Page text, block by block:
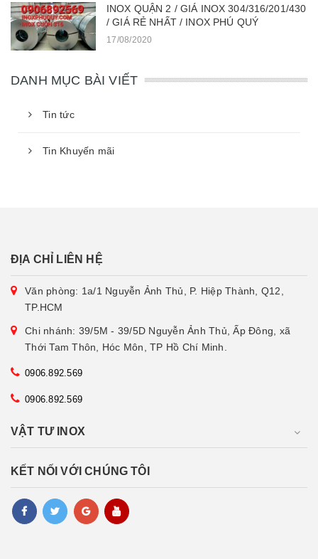
INOX QUẬN 2 / GIÁ INOX 304/316/201/430
/ GIÁ RẺ NHẤT / INOX PHÚ QUÝ
17/08/2020
DANH MỤC BÀI VIẾT
Tin tức
Tin Khuyến mãi
ĐỊA CHỈ LIÊN HỆ
Văn phòng: 1a/1 Nguyễn Ảnh Thủ, P. Hiệp Thành, Q12,
TP.HCM
Chi nhánh: 39/5M - 39/5D Nguyễn Ảnh Thủ, Ấp Đông, xã
Thới Tam Thôn, Hóc Môn, TP Hồ Chí Minh.
0906.892.569
0906.892.569
VẬT TƯ INOX
KẾT NỐI VỚI CHÚNG TÔI